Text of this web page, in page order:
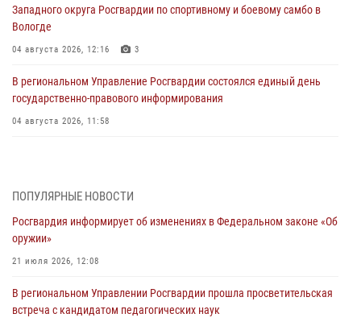
Западного округа Росгвардии по спортивному и боевому самбо в
Вологде
04 августа 2026, 12:16 3
В региональном Управление Росгвардии состоялся единый день
государственно-правового информирования
04 августа 2026, 11:58
03 августа 2026, 17:21
21 единицу оружия изъяли Псковские росгвардейцы за неделю
03 августа 2026, 14:10
безопасности во время празднования Дня ВДВ
02 августа 2026, 13:28
ПОПУЛЯРНЫЕ НОВОСТИ
Росгвардия информирует об изменениях в Федеральном законе «Об
оружии»
21 июля 2026, 12:08
В региональном Управлении Росгвардии прошла просветительская
встреча с кандидатом педагогических наук